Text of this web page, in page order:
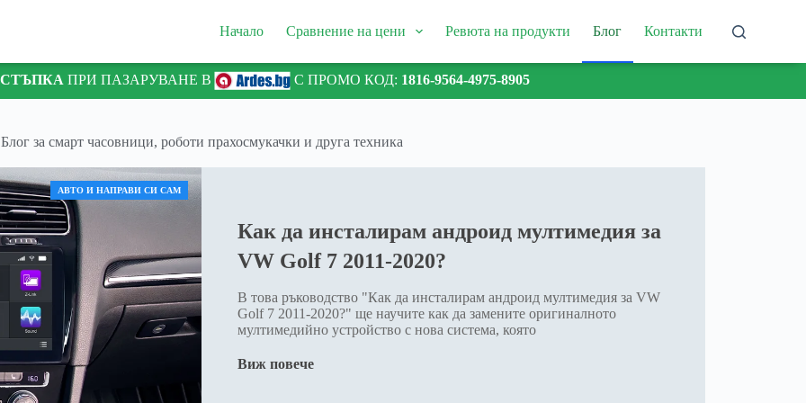
Начало Сравнение на цени Ревюта на продукти Блог Контакти
ПРИ ПАЗАРУВАНЕ В С ПРОМО КОД: 1816-9564-4975-8905
Блог за смарт часовници, роботи прахосмукачки и друга техника
АВТО И НАПРАВИ СИ САМ
Как да инсталирам андроид мултимедия за
VW Golf 7 2011-2020?
В това ръководство "Как да инсталирам андроид мултимедия за VW
Golf 7 2011-2020?" ще научите как да замените оригиналното
мултимедийно устройство с нова система, която
Виж повече